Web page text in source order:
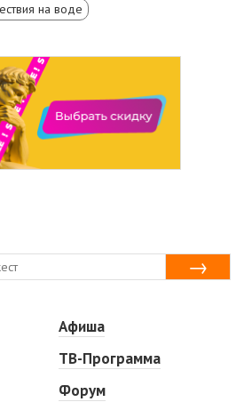
на воде
Афиша
ТВ-Программа
Форум